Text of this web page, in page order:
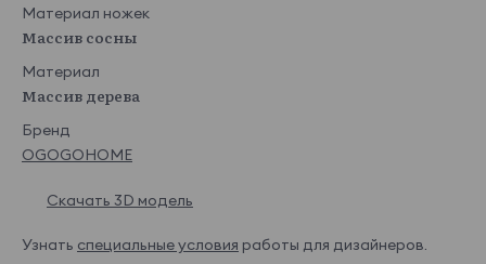
Материал ножек
Массив сосны
Материал
Массив дерева
Бренд
OGOGOHOME
Скачать 3D модель
Узнать специальные условия работы для дизайнеров.